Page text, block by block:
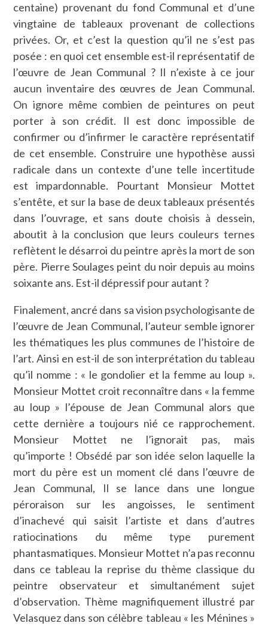
centaine) provenant du fond Communal et d’une
vingtaine de tableaux provenant de collections
privées. Or, et c’est la question qu’il ne s’est pas
posée : en quoi cet ensemble est-il représentatif de
l’œuvre de Jean Communal ? Il n’existe à ce jour
aucun inventaire des œuvres de Jean Communal.
On ignore même combien de peintures on peut
porter à son crédit. Il est donc impossible de
confirmer ou d’infirmer le caractère représentatif
de cet ensemble. Construire une hypothèse aussi
radicale dans un contexte d’une telle incertitude
est impardonnable. Pourtant Monsieur Mottet
s’entête, et sur la base de deux tableaux présentés
dans l’ouvrage, et sans doute choisis à dessein,
aboutit à la conclusion que leurs couleurs ternes
reflètent le désarroi du peintre après la mort de son
père. Pierre Soulages peint du noir depuis au moins
soixante ans. Est-il dépressif pour autant ?
Finalement, ancré dans sa vision psychologisante de
l’œuvre de Jean Communal, l’auteur semble ignorer
les thématiques les plus communes de l’histoire de
l’art. Ainsi en est-il de son interprétation du tableau
qu’il nomme : « le gondolier et la femme au loup ».
Monsieur Mottet croit reconnaître dans « la femme
au loup » l’épouse de Jean Communal alors que
cette dernière a toujours nié ce rapprochement.
Monsieur Mottet ne l’ignorait pas, mais
qu’importe ! Obsédé par son idée selon laquelle la
mort du père est un moment clé dans l’œuvre de
Jean Communal, Il se lance dans une longue
péroraison sur les angoisses, le sentiment
d’inachevé qui saisit l’artiste et dans d’autres
ratiocinations du même type purement
phantasmatiques. Monsieur Mottet n’a pas reconnu
dans ce tableau la reprise du thème classique du
peintre observateur et simultanément sujet
d’observation. Thème magnifiquement illustré par
Velasquez dans son célèbre tableau « les Ménines »